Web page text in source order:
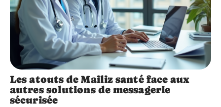
Les atouts de Mailiz santé face aux
autres solutions de messagerie
sécurisée